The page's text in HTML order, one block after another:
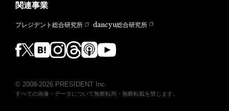
関連事業
プレジデント総合研究所 dancyu総合研究所
© 2008-2026 PRESIDENT Inc.
すべての画像・データについて無断転用・無断転載を禁じます。